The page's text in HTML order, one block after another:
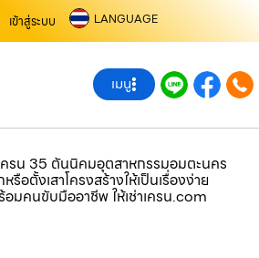
เข้าสู่ระบบ LANGUAGE
เมนู
ครน 35 ตันนิคมอุตสาหกรรมอมตะนคร
อตั้งเสาโครงสร้างให้เป็นเรื่องง่าย
มคนขับมืออาชีพ ให้เช่าเครน.com